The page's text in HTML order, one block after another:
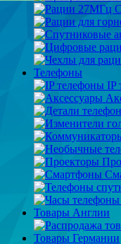
Телефоны
IP
Товары Англии
Товары Германии